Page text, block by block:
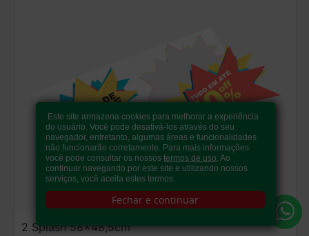
2 Splash 58x48,5cm
Este site armazena cookies para melhorar a experiência
do usuário. Você pode desativá-los através do seu
navegador, entretanto, algumas áreas e funcionalidades
não funcionarão corretamente. Para mais informações
você pode consultar os nossostermos de uso. Ao
continuar navegando por este site e utilizando nossos
serviços, você aceita estes termos.
Fechar e continuar